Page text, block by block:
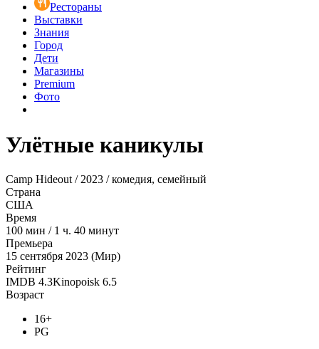
Рестораны
Выставки
Знания
Город
Дети
Магазины
Premium
Фото
Улётные каникулы
Camp Hideout / 2023 / комедия, семейный
Страна
США
Время
100 мин / 1 ч. 40 минут
Премьера
15 сентября 2023 (Мир)
Рейтинг
IMDB 4.3Kinopoisk 6.5
Возраст
16+
PG